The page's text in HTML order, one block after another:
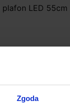
Zgoda
plafon LED 55cm